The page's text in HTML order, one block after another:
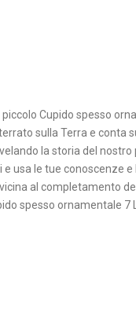
Cupido spesso
sulla Terra e conta
la storia del
usa le tue conoscenze
al completamento
spesso ornamentale 7